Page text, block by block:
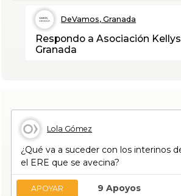
DeVamos, Granada
Respondo a Asociación
Granada
Lola Gómez
¿Qué va a suceder con los interinos
el ERE que se avecina?
9 Apoyos
APOYAR